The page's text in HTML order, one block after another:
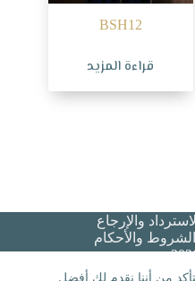
من أننا نقدم لك أفضل
BSH12
قراءة المزيد
والإرجاع
الشروط والأحكام​